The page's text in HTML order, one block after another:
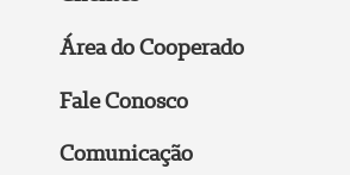
Área do Cooperado
Fale Conosco
Comunicação